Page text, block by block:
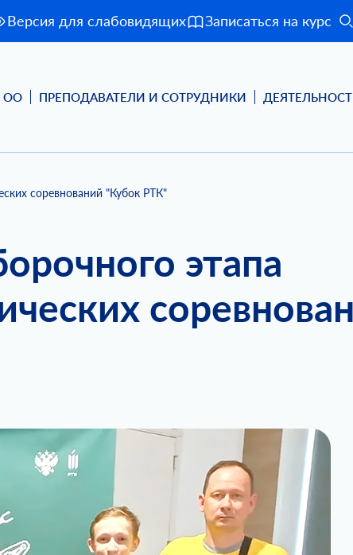
Версия для слабовидящих Записаться на курс
ОО ПРЕПОДАВАТЕЛИ И СОТРУДНИКИ
соревнований "Кубок РТК"
этапа